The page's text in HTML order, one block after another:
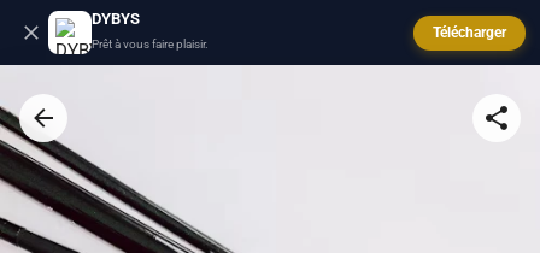
DYBYS
Prêt à vous faire plaisir.
Télécharger